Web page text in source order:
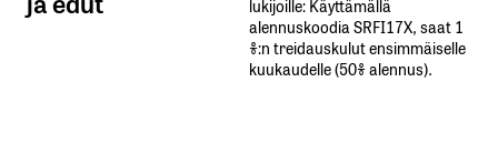
lukijoille: Käyttämällä​ ​
alennuskoodia​ ​SRFI17X,​ ​saat​ ​1
%:n treidauskulut​ ​ensimmäiselle​ ​
kuukaudelle​ ​(50%​ ​alennus).